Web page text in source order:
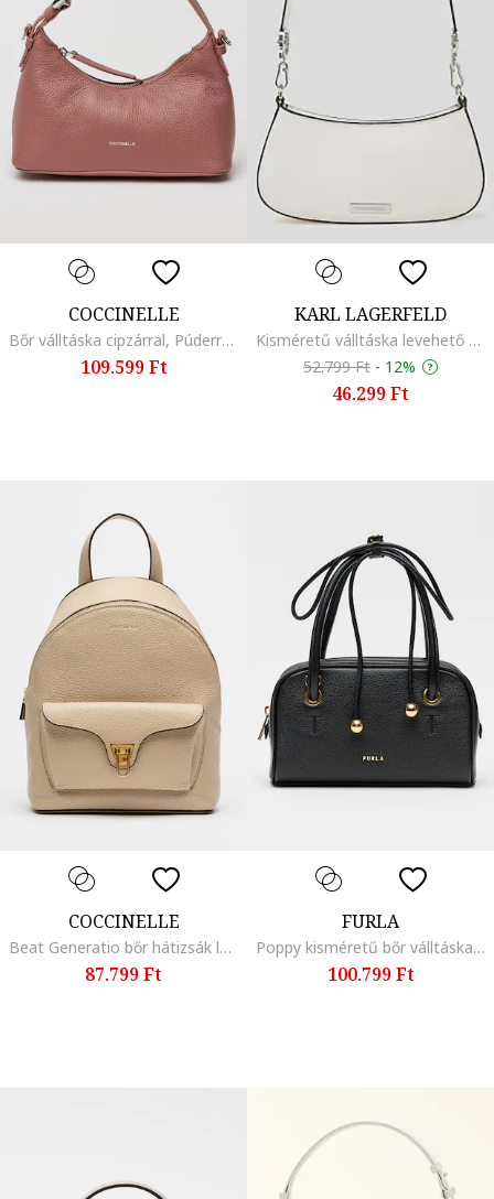
COCCINELLE
Bőr válltáska cipzárral, Púderrózsaszín
109.599 Ft
KARL LAGERFELD
Kisméretű válltáska levehető pánttal, Krémszín
52.799 Ft - 12%
46.299 Ft
COCCINELLE
Beat Generatio bőr hátizsák logós részlettel, Bézs
87.799 Ft
FURLA
Poppy kisméretű bőr válltáska, Fekete
100.799 Ft